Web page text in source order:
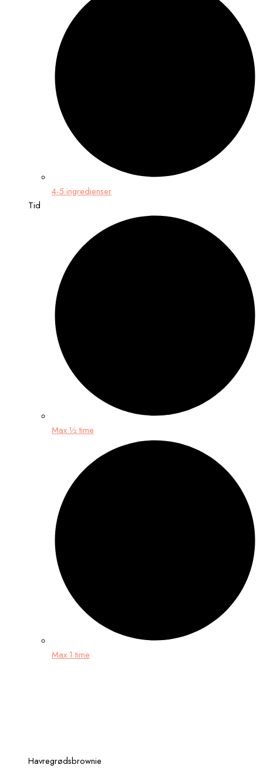
4-5 ingredienser
Tid
Max ½ time
Max 1 time
Havregrødsbrownie